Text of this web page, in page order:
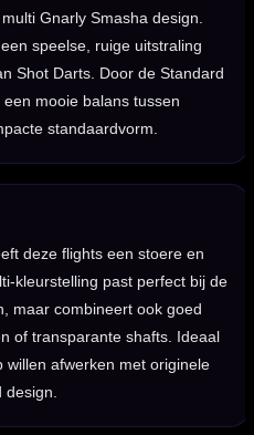
Gnarly Smasha design.
speelse, ruige uitstraling
Shot Darts. Door de Standard
mooie balans tussen
standaardvorm.
deze flights een stoere en
kleurstelling past perfect bij de
maar combineert ook goed
of transparante shafts. Ideaal
afwerken met originele